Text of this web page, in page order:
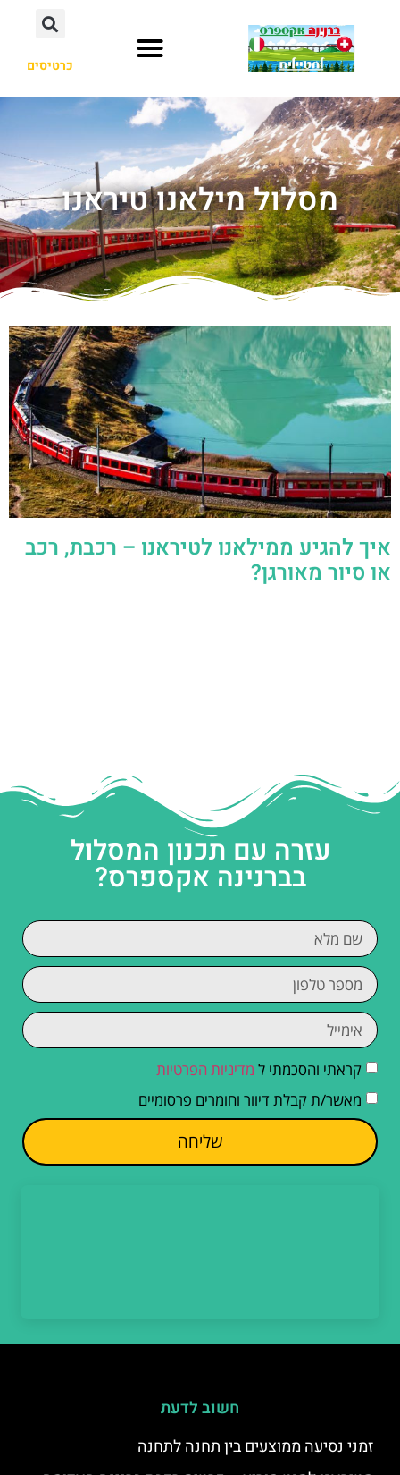
כרטיסים
מסלול מילאנו טיראנו
איך להגיע ממילאנו לטיראנו – רכבת, רכב
או סיור מאורגן?
עזרה עם תכנון המסלול
בברנינה אקספרס?
קראתי והסכמתי ל מדיניות הפרטיות
מאשר/ת קבלת דיוור וחומרים פרסומיים
שליחה
חשוב לדעת
זמני נסיעה ממוצעים בין תחנה לתחנה